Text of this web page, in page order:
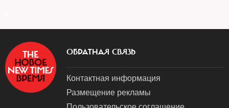
ОБРАТНАЯ СВЯЗЬ
Контактная информация
Размещение рекламы